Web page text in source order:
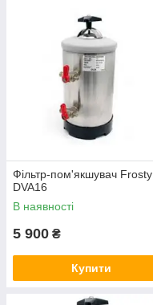
Фільтр-пом'якшувач Frosty
DVA16
В наявності
5 900 ₴
Купити